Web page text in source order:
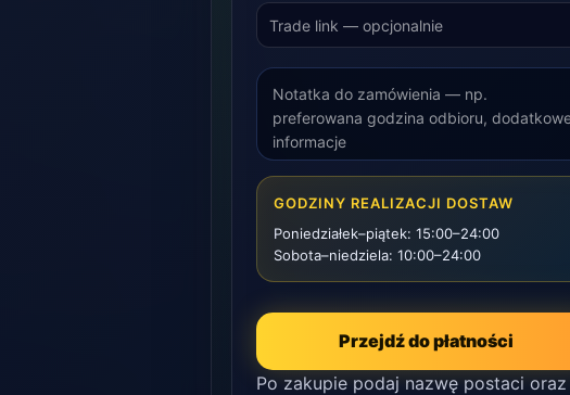
GODZINY REALIZACJI DOSTAW
Poniedziałek–piątek: 15:00–24:00
Sobota–niedziela: 10:00–24:00
Przejdź do płatności
Po zakupie podaj nazwę postaci oraz